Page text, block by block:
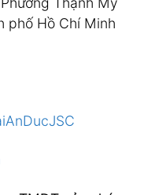
phố Hồ Chí Minh